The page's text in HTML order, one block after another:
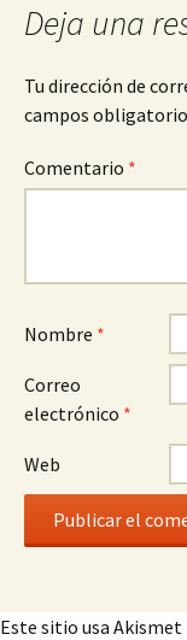
Deja una
Tu dirección de
campos
Comentario *
Nombre *
Correo
electrónico *
Web
Este sitio usa Akismet